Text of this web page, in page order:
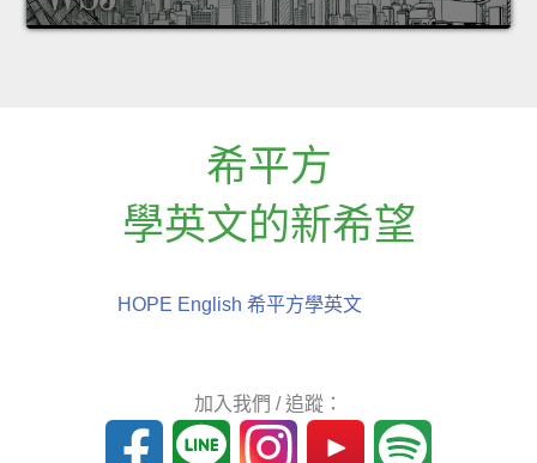
希平方
學英文的新希望
HOPE English 希平方學英文
加入我們 / 追蹤：